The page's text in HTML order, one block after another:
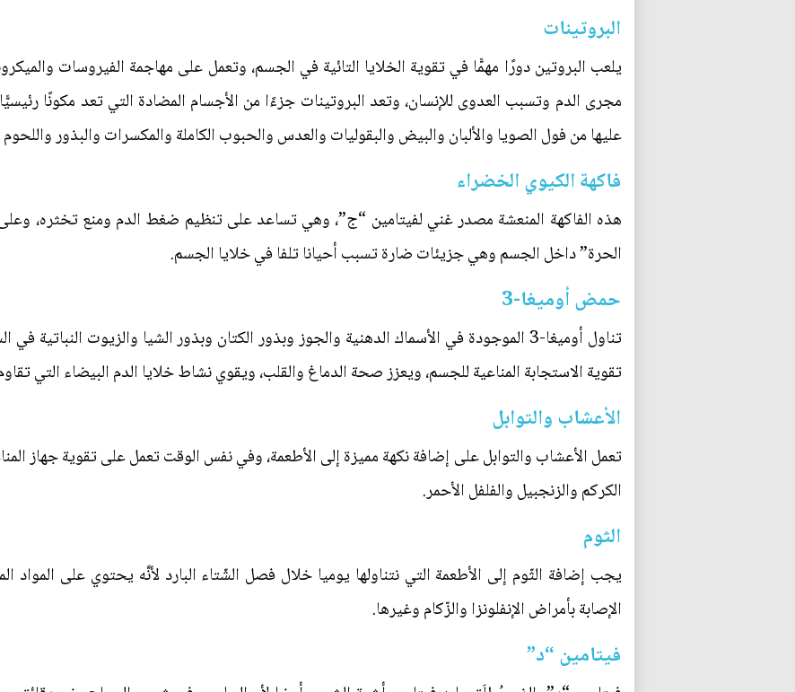
البروتينات
يلعب البروتين دورًا مهمًّا في تقوية الخلايا التائية في الجسم، وتعمل على مهاجمة الفيروسات
مجرى الدم وتسبب العدوى للإنسان، وتعد البروتينات جزءًا من الأجسام المضادة التي تعد مكونًا
عليها من فول الصويا والألبان والبيض والبقوليات والعدس والحبوب الكاملة والمكسرات والبذور
فاكهة الكيوي الخضراء
هذه الفاكهة المنعشة مصدر غني لفيتامين “ج”، وهي تساعد على تنظيم ضغط الدم ومنع تخثره،
الحرة” داخل الجسم وهي جزيئات ضارة تسبب أحيانا تلفا في خلايا الجسم.
حمض أوميغا-3
تناول أوميغا-3 الموجودة في الأسماك الدهنية والجوز وبذور الكتان وبذور الشيا والزيوت
تقوية الاستجابة المناعية للجسم، ويعزز صحة الدماغ والقلب، ويقوي نشاط خلايا الدم البيضاء التي
الأعشاب والتوابل
تعمل الأعشاب والتوابل على إضافة نكهة مميزة إلى الأطعمة، وفي نفس الوقت تعمل على تقوية جهاز
الكركم والزنجبيل والفلفل الأحمر.
الثوم
يجب إضافة الثّوم إلى الأطعمة التي نتناولها يوميا خلال فصل الشّتاء البارد لأنَّه يحتوي على المواد
الإصابة بأمراض الإنفلونزا والزّكام وغيرها.
فيتامين “د”